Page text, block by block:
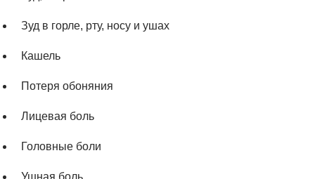
Зуд в горле, рту, носу и ушах
Кашель
Потеря обоняния
Лицевая боль
Головные боли